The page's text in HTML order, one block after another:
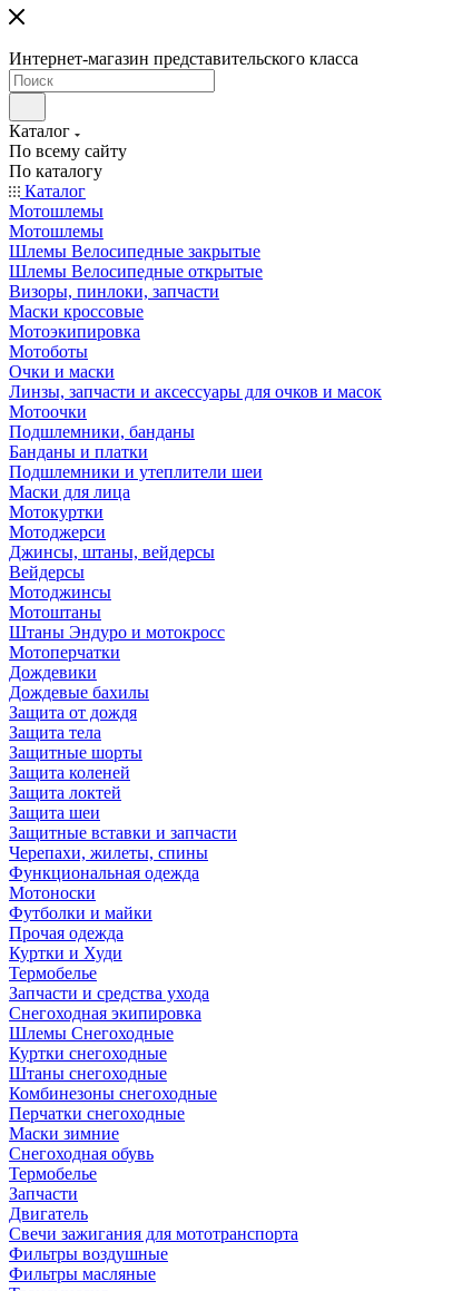
Интернет-магазин представительского класса
Каталог
По всему сайту
По каталогу
Каталог
Мотошлемы
Мотошлемы
Шлемы Велосипедные закрытые
Шлемы Велосипедные открытые
Визоры, пинлоки, запчасти
Маски кроссовые
Мотоэкипировка
Мотоботы
Очки и маски
Линзы, запчасти и аксессуары для очков и масок
Мотоочки
Подшлемники, банданы
Банданы и платки
Подшлемники и утеплители шеи
Маски для лица
Мотокуртки
Мотоджерси
Джинсы, штаны, вейдерсы
Вейдерсы
Мотоджинсы
Мотоштаны
Штаны Эндуро и мотокросс
Мотоперчатки
Дождевики
Дождевые бахилы
Защита от дождя
Защита тела
Защитные шорты
Защита коленей
Защита локтей
Защита шеи
Защитные вставки и запчасти
Черепахи, жилеты, спины
Функциональная одежда
Мотоноски
Футболки и майки
Прочая одежда
Куртки и Худи
Термобелье
Запчасти и средства ухода
Снегоходная экипировка
Шлемы Снегоходные
Куртки снегоходные
Штаны снегоходные
Комбинезоны снегоходные
Перчатки снегоходные
Маски зимние
Снегоходная обувь
Термобелье
Запчасти
Двигатель
Свечи зажигания для мототранспорта
Фильтры воздушные
Фильтры масляные